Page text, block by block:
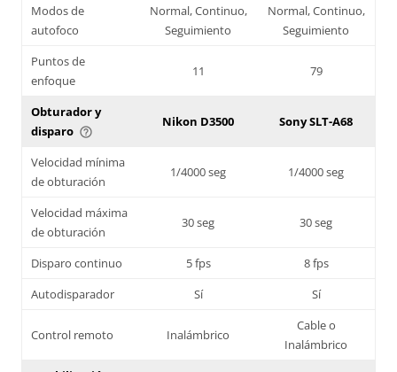
Modos de
autofoco
Normal, Continuo,
Seguimiento
Normal, Continuo,
Seguimiento
Puntos de
enfoque
11 79
Obturador y
disparo help_outline
Nikon D3500 Sony SLT-A68
Velocidad mínima
de obturación
1/4000 seg 1/4000 seg
Velocidad máxima
de obturación
30 seg 30 seg
Disparo continuo 5 fps
8 fps
Autodisparador
Sí Sí
Control remoto Inalámbrico
Cable o
Inalámbrico